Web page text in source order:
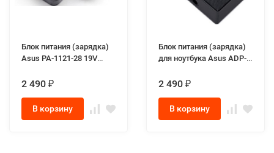
Блок питания (зарядка)
Asus PA-1121-28 19V
3.7 mm для ноутбуков
series
2 490 ₽
В корзину
Блок питания (зарядка)
для ноутбука Asus ADP-
разъём 4.5-3.0mm
2 490 ₽
В корзину